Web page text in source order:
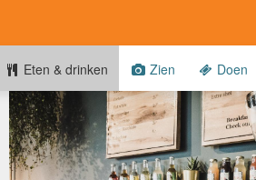
Eten & drinken Zien Doen